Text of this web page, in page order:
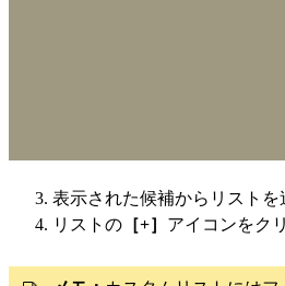
表示された候補からリストを
リストの ［+］ アイコンをク